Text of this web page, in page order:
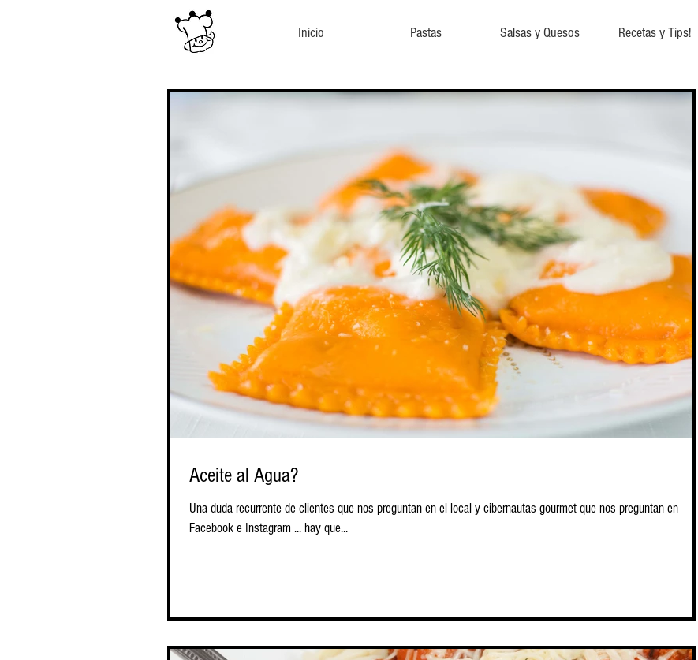
Inicio Pastas Salsas y Quesos Recetas y Tips!
Aceite al Agua?
Una duda recurrente de clientes que nos preguntan en el local y cibernautas gourmet que nos preguntan en
Facebook e Instagram ... hay que...